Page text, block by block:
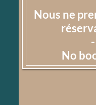
Nous ne
-
No